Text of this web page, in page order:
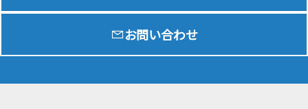
Exam 入試情報サイト
お問い合わせ